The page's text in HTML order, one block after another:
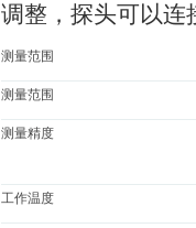
调整，探头可以连
测量范围
测量范围
测量精度
工作温度